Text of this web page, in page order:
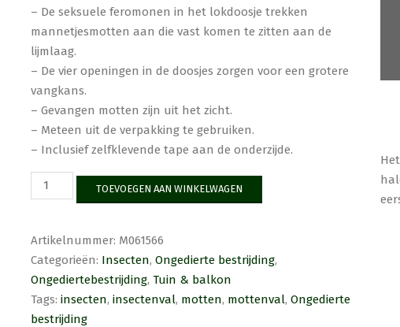
– De seksuele feromonen in het lokdoosje trekken
mannetjesmotten aan die vast komen te zitten aan de
lijmlaag.
– De vier openingen in de doosjes zorgen voor een grotere
vangkans.
– Gevangen motten zijn uit het zicht.
– Meteen uit de verpakking te gebruiken.
– Inclusief zelfklevende tape aan de onderzijde.
Natural
Control
aantal
TOEVOEGEN AAN WINKELWAGEN
Artikelnummer: M061566
Categorieën: Insecten, Ongedierte bestrijding,
Ongediertebestrijding, Tuin & balkon
Tags: insecten, insectenval, motten, mottenval, Ongedierte
bestrijding